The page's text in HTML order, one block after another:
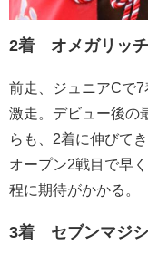
2着 オメガリッ
前走、ジュニアCで
激走。デビュー後の
らも、2着に伸びて
オープン2戦目で早
程に期待がかかる。
3着 セブンマジ